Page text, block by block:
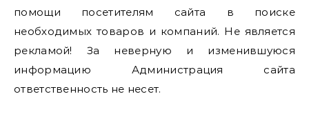
помощи посетителям сайта в поиске
необходимых товаров и компаний. Не является
рекламой! За неверную и изменившуюся
информацию Администрация сайта
ответственность не несет.